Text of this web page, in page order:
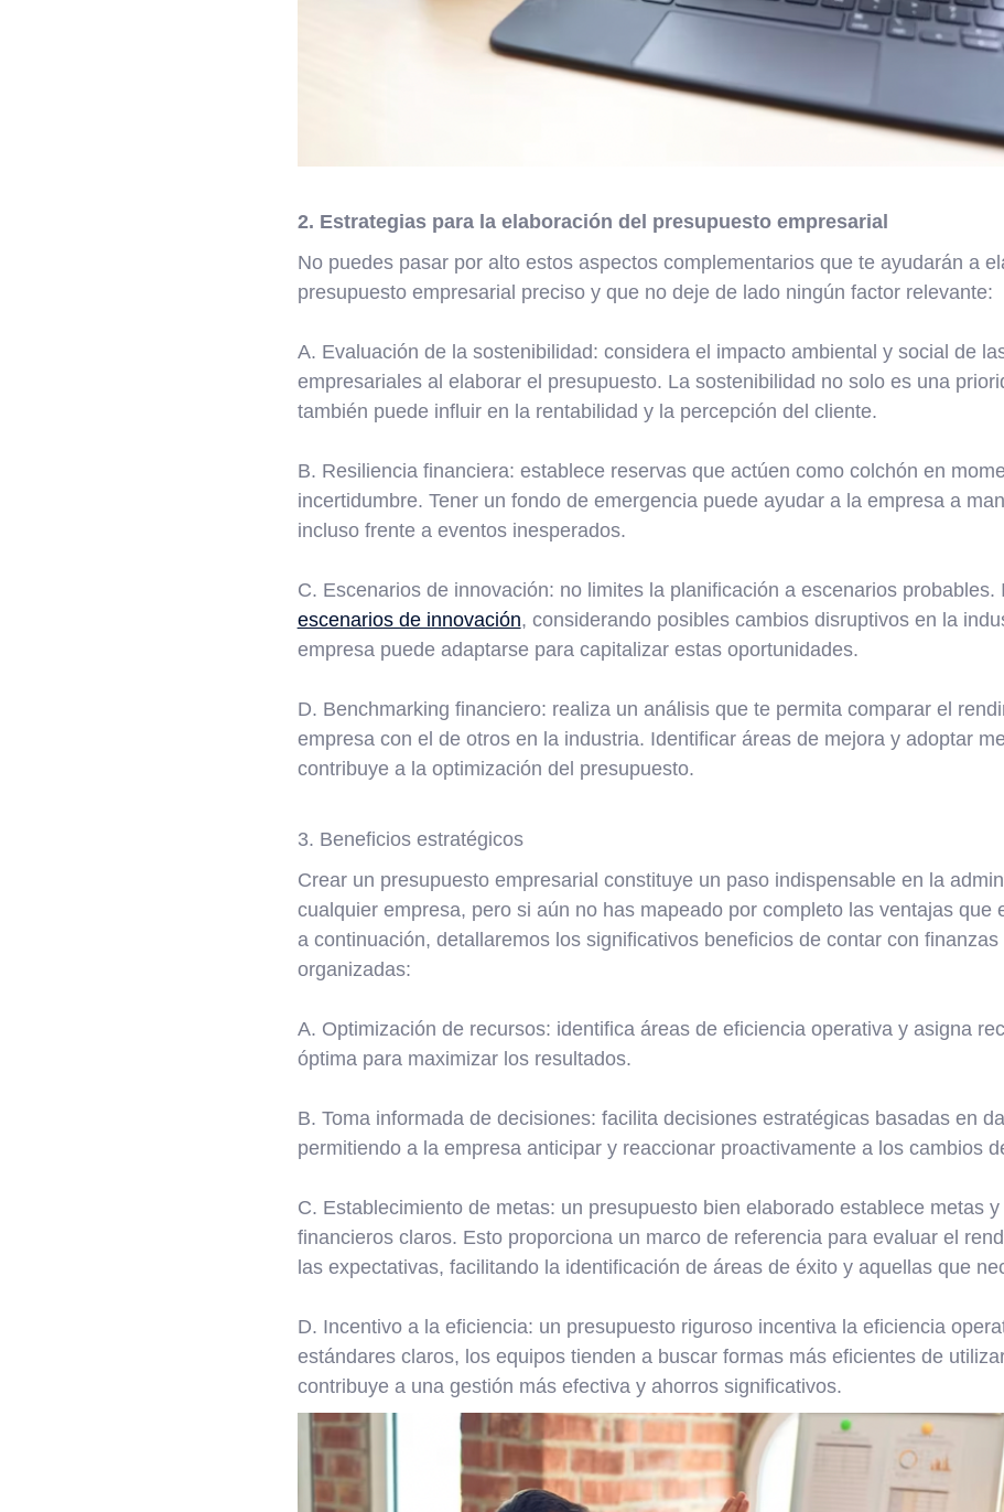
2. Estrategias para la elaboración del presupuesto empresarial
No puedes pasar por alto estos aspectos complementarios que te ayudarán a
presupuesto empresarial preciso y que no deje de lado ningún factor relevante:
A. Evaluación de la sostenibilidad: considera el impacto ambiental y social de
empresariales al elaborar el presupuesto. La sostenibilidad no solo es una
también puede influir en la rentabilidad y la percepción del cliente.
B. Resiliencia financiera: establece reservas que actúen como colchón en
incertidumbre. Tener un fondo de emergencia puede ayudar a la empresa a
incluso frente a eventos inesperados.
C. Escenarios de innovación: no limites la planificación a escenarios probables.
escenarios de innovación, considerando posibles cambios disruptivos en la
empresa puede adaptarse para capitalizar estas oportunidades.
D. Benchmarking financiero: realiza un análisis que te permita comparar el
empresa con el de otros en la industria. Identificar áreas de mejora y adoptar
contribuye a la optimización del presupuesto.
3. Beneficios estratégicos
Crear un presupuesto empresarial constituye un paso indispensable en la
cualquier empresa, pero si aún no has mapeado por completo las ventajas que
a continuación, detallaremos los significativos beneficios de contar con
organizadas:
A. Optimización de recursos: identifica áreas de eficiencia operativa y asigna
óptima para maximizar los resultados.
B. Toma informada de decisiones: facilita decisiones estratégicas basadas en
permitiendo a la empresa anticipar y reaccionar proactivamente a los cambios
C. Establecimiento de metas: un presupuesto bien elaborado establece metas
financieros claros. Esto proporciona un marco de referencia para evaluar el
las expectativas, facilitando la identificación de áreas de éxito y aquellas que
D. Incentivo a la eficiencia: un presupuesto riguroso incentiva la eficiencia
estándares claros, los equipos tienden a buscar formas más eficientes de
contribuye a una gestión más efectiva y ahorros significativos.